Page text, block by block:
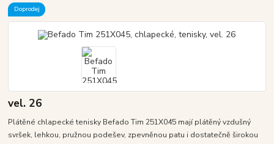
Doprodej
vel. 26
Plátěné chlapecké tenisky Befado Tim 251X045 mají plátěný vzdušný
svršek, lehkou, pružnou podešev, zpevněnou patu i dostatečně širokou